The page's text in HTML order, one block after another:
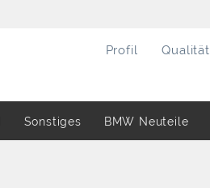
Profil Qualität
Sonstiges BMW Neuteile